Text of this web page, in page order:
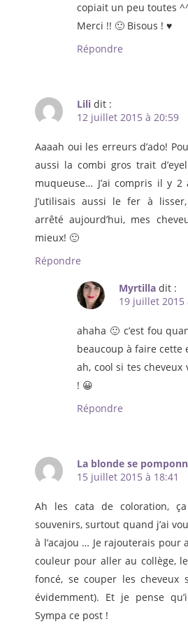
copiait un peu toutes
Merci !! 🙂 Bisous ! ♥
Répondre
Lili dit :
12 juillet 2015 à 20:59
Aaaah oui les erreurs d’ado!
aussi la combi gros trait
muqueuse… J’ai compris il y 2
J’utilisais aussi le fer à
arrêté aujourd’hui, mes
mieux! 🙂
Répondre
Myrtilla dit :
19 juillet 2015
ahaha 🙂 c’est fou
beaucoup à faire cette
ah, cool si tes cheveux
! 😀
Répondre
La blonde se
15 juillet 2015 à 18:41
Ah les cata de coloration,
souvenirs, surtout quand j’ai
à l’acajou … Je rajouterais pour
couleur pour aller au collège,
foncé, se couper les cheveux
évidemment). Et je pense
Sympa ce post !